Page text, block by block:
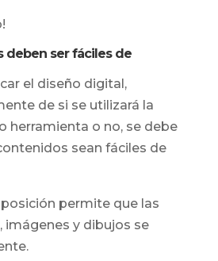
deben ser fáciles de
el diseño digital,
de si se utilizará la
herramienta o no, se debe
sean fáciles de
permite que las
imágenes y dibujos se